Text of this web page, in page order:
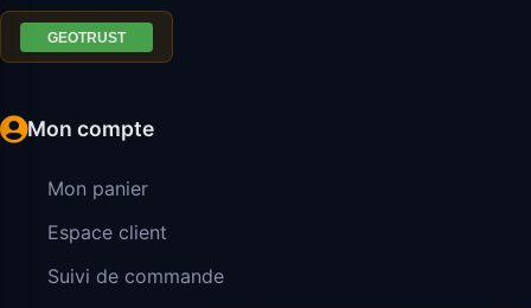
Mon compte
Mon panier
Espace client
Suivi de commande